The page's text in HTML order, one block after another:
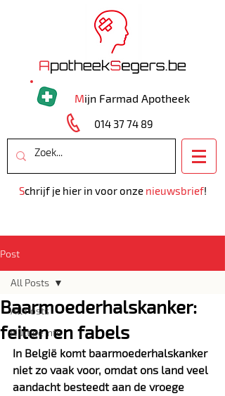
Mijn Farmad Apotheek
014 37 74 89
Schrijf je hier in voor onze nieuwsbrief!
Post
All Posts
Nuttige info
All Posts
Baarmoederhalskanker:
feiten en fabels
In België komt baarmoederhalskanker
niet zo vaak voor, omdat ons land veel
aandacht besteedt aan de vroege